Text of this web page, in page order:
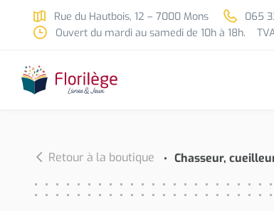
Skip to main content
Rue du Hautbois, 12 – 7000 Mons 065
Ouvert du mardi au samedi de 10h à 18h.
Retour à la boutique Chasseur,